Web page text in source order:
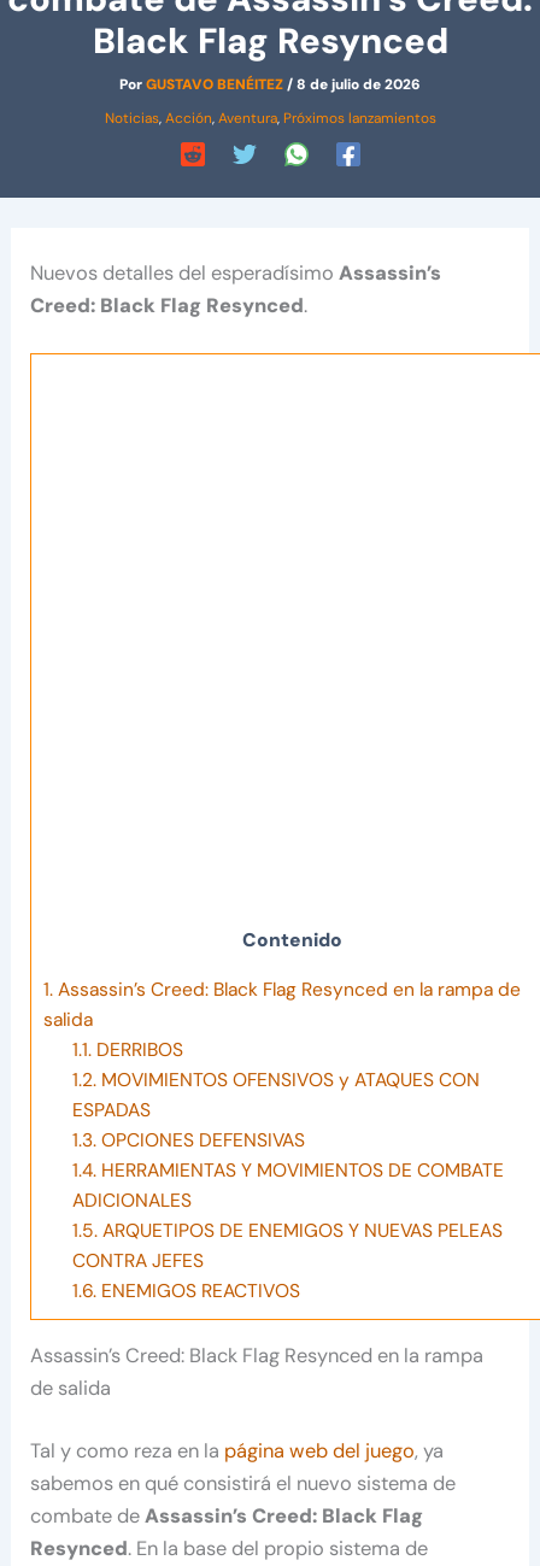
Black Flag Resynced
PorGUSTAVO BENÉITEZ/8 de julio de 2026
Noticias,Acción,Aventura, Próximos lanzamientos
Nuevos detalles del esperadísimoAssassin’s
Creed: Black Flag Resynced.
Contenido
1. Assassin’s Creed: Black Flag Resynced en la rampa de
salida
1.1.DERRIBOS
1.2.MOVIMIENTOS OFENSIVOS y ATAQUES CON
ESPADAS
1.3.OPCIONES DEFENSIVAS
1.4.HERRAMIENTAS Y MOVIMIENTOS DE COMBATE
ADICIONALES
1.5.ARQUETIPOS DE ENEMIGOS Y NUEVAS PELEAS
CONTRA JEFES
1.6.ENEMIGOS REACTIVOS
Assassin’s Creed: Black Flag Resynced en la rampa
de salida
Tal y como reza en la página web del juego, ya
sabemos en qué consistirá el nuevo sistema de
combate deAssassin’s Creed: Black Flag
Resynced. En la base del propio sistema de